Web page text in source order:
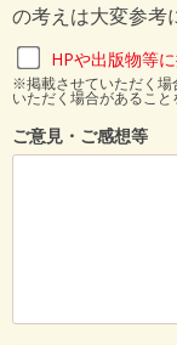
の考えは大変参考
HPや出版物等
※掲載させていただく場
いただく場合があること
ご意見・ご感想等